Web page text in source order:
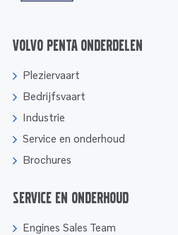
Volvo Penta onderdelen
Pleziervaart
Bedrijfsvaart
Industrie
Service en onderhoud
Brochures
Service en onderhoud
Engines Sales Team